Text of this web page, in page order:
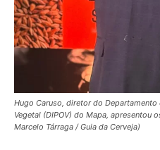
Hugo Caruso, diretor do
Vegetal (DIPOV) do Mapa, apresentou
Marcelo Tárraga / Guia da Cerveja)